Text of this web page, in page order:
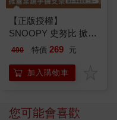
【正版授權】
SNOOPY 史努比 掀蓋
桌鏡手機支架
490 特價 269 元
加入購物車
您可能會喜歡